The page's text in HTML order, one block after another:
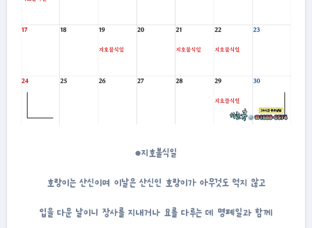
●지호불식일
호랑이는 산신이며 이날은 산신인 호랑이가 아무것도 먹지 않고
입을 다문 날이니 장사를 지내거나 묘를 다루는 데 명폐일과 함께